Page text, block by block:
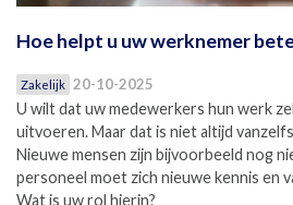
Hoe helpt u uw werknemer
Zakelijk 20-10-2025
U wilt dat uw medewerkers hun werk
uitvoeren. Maar dat is niet altijd
Nieuwe mensen zijn bijvoorbeeld nog
personeel moet zich nieuwe kennis en
Wat is uw rol hierin?